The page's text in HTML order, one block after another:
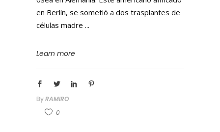
en Berlín, se sometió a dos trasplantes de
células madre
Learn more
ByRAMIRO
0